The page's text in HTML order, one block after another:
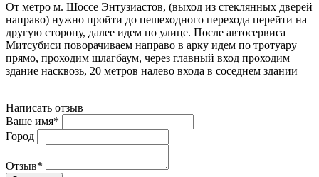
От метро м. Шоссе Энтузиастов, (выход из стеклянных дверей
направо) нужно пройти до пешеходного перехода перейти на
другую сторону, далее идем по улице. После автосервиса
Митсубиси поворачиваем направо в арку идем по тротуару
прямо, проходим шлагбаум, через главный вход проходим
здание насквозь, 20 метров налево входа в соседнем здании
+
Написать отзыв
Ваше имя*
Город
Отзыв*